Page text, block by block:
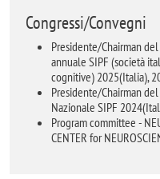
Congressi/Convegni
Presidente/Chairman
annuale SIPF (società
cognitive) 2025(Italia),
Presidente/Chairman
Nazionale SIPF
Program committee -
CENTER for